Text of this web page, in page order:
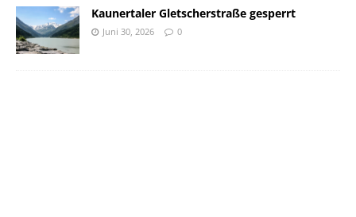
Kaunertaler Gletscherstraße gesperrt
Juni 30, 2026 0